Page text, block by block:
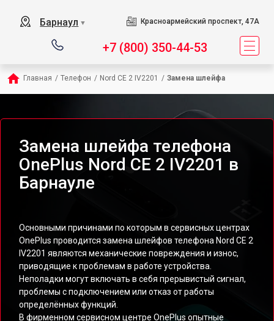
Барнаул ▼ Красноармейский проспект, 47А
+7 (800) 350-44-53
Главная / Телефон / Nord CE 2 IV2201 / Замена шлейфа
Замена шлейфа телефона
OnePlus Nord CE 2 IV2201 в
Барнауле
Основными причинами по которым в сервисных центрах
OnePlus проводится замена шлейфов телефона Nord CE 2
IV2201 являются механические повреждения и износ,
приводящие к проблемам в работе устройства.
Неполадки могут включать в себя прерывистый сигнал,
проблемы с подключением или отказ от работы
определённых функций.
В фирменном сервисном центре OnePlus опытные